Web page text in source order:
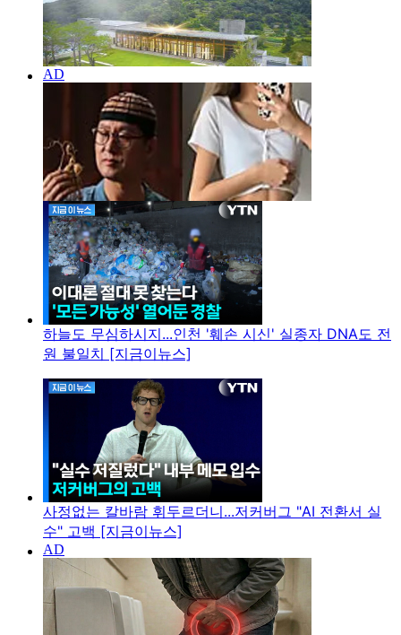
하늘도 무심하시지...인천 '훼손 시신' 실종자 DNA도 전
원 불일치 [지금이뉴스]
사정없는 칼바람 휘두르더니...저커버그 "AI 전환서 실
수" 고백 [지금이뉴스]